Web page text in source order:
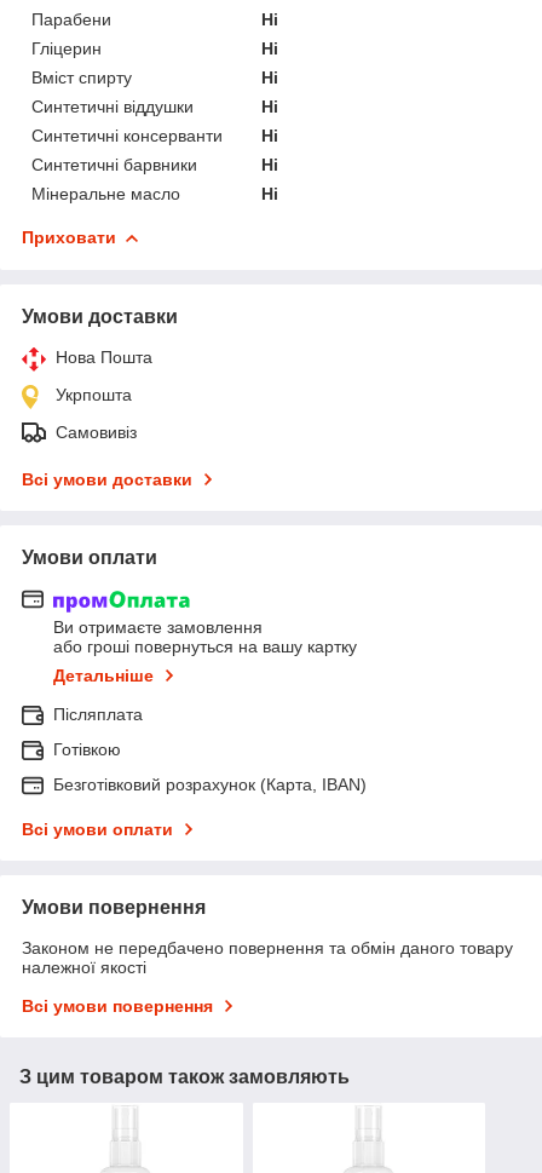
Парабени
Ні
Гліцерин
Ні
Вміст спирту
Ні
Синтетичні віддушки
Ні
Синтетичні консерванти
Ні
Синтетичні барвники
Ні
Мінеральне масло
Ні
Приховати
Умови доставки
Нова Пошта
Укрпошта
Самовивіз
Всі умови доставки
Умови оплати
Ви отримаєте замовлення
або гроші повернуться на вашу картку
Детальніше
Післяплата
Готівкою
Безготівковий розрахунок (Карта, IBAN)
Всі умови оплати
Умови повернення
Законом не передбачено повернення та обмін даного товару
належної якості
Всі умови повернення
З цим товаром також замовляють